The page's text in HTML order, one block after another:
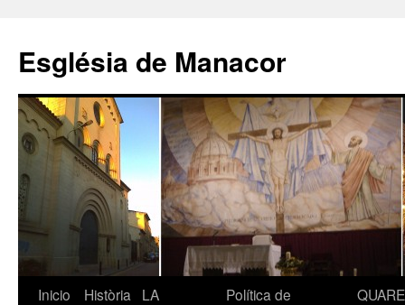
contenido
Església de Manacor
Inicio Història
LA
Política de